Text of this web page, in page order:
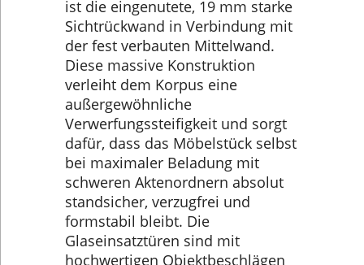
ist die eingenutete, 19 mm starke
Sichtrückwand in Verbindung mit
der fest verbauten Mittelwand.
Diese massive Konstruktion
verleiht dem Korpus eine
außergewöhnliche
Verwerfungssteifigkeit und sorgt
dafür, dass das Möbelstück selbst
bei maximaler Beladung mit
schweren Aktenordnern absolut
standsicher, verzugfrei und
formstabil bleibt. Die
Glaseinsatztüren sind mit
hochwertigen Objektbeschlägen